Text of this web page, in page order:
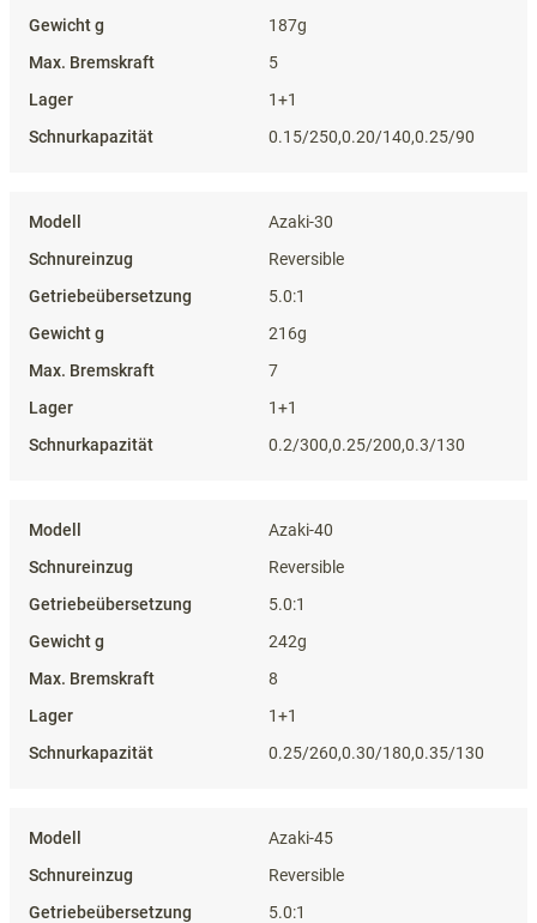
187g
5
1+1
0.15/250,0.20/140,0.25/90
Azaki-30
Reversible
5.0:1
216g
7
1+1
0.2/300,0.25/200,0.3/130
Azaki-40
Reversible
5.0:1
242g
8
1+1
0.25/260,0.30/180,0.35/130
Azaki-45
Reversible
5.0:1